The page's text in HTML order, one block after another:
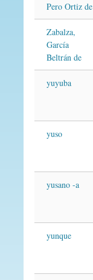
Pero Ortiz de
Zabalza,
García
Beltrán de
yuyuba
yuso
yusano -a
yunque